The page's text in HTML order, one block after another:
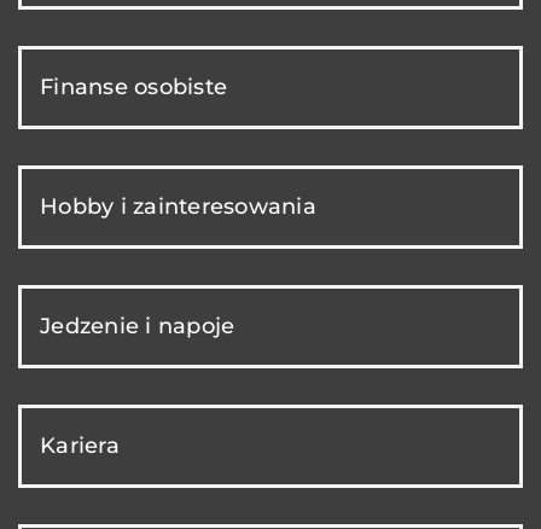
Finanse osobiste
Hobby i zainteresowania
Jedzenie i napoje
Kariera